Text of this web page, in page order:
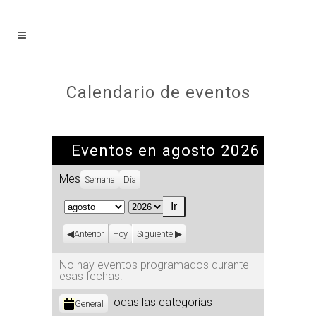
Calendario de eventos
Eventos en agosto 2026
Mes Semana Día
Mes
Año
Anterior Hoy Siguiente
No hay eventos programados durante
esas fechas.
Categorías
General Todas las categorías